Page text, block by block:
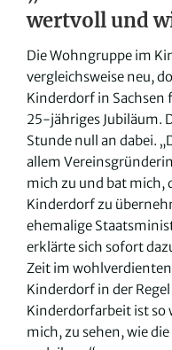
wertvoll und
Die Wohngruppe im
vergleichsweise neu,
Kinderdorf in Sachsen
25-jähriges Jubiläum.
Stunde null an dabei.
allem
mich zu und bat mich,
Kinderdorf zu
ehemalige
erklärte sich sofort
Zeit im
Kinderdorf in der
Kinderdorfarbeit ist so
mich, zu sehen, wie